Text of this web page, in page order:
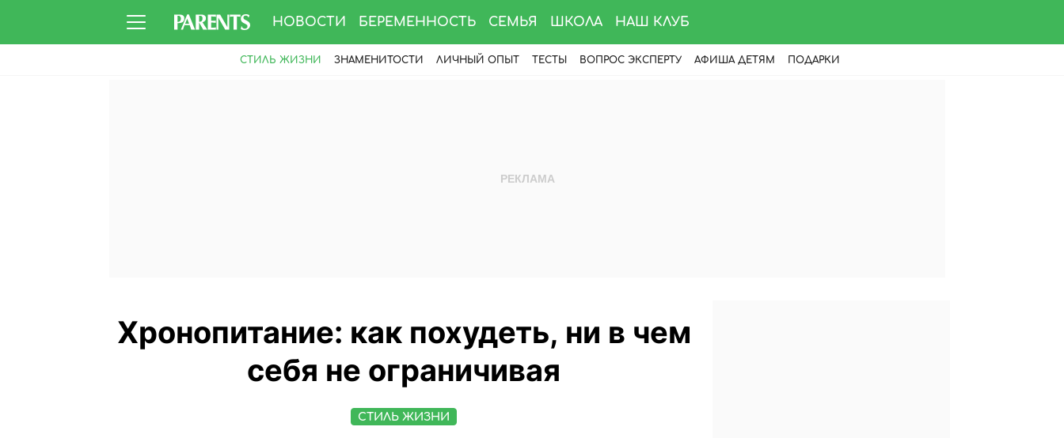
НОВОСТИ БЕРЕМЕННОСТЬ СЕМЬЯ ШКОЛА НАШ КЛУБ
СТИЛЬ ЖИЗНИ ЗНАМЕНИТОСТИ ЛИЧНЫЙ ОПЫТ ТЕСТЫ ВОПРОС ЭКСПЕРТУ АФИША ДЕТЯМ ПОДАРКИ
Хронопитание: как похудеть, ни в чем
себя не ограничивая
СТИЛЬ ЖИЗНИ